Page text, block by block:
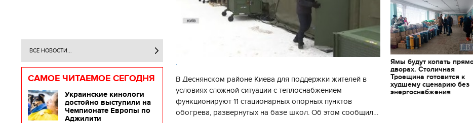
ВСЕ НОВОСТИ...
САМОЕ ЧИТАЕМОЕ СЕГОДНЯ
Украинские кинологи
достойно выступили на
Чемпионате Европы по
Аджилити
.
В Деснянском районе Киева для поддержки жителей в
условиях сложной ситуации с теплоснабжением
функционируют 11 стационарных опорных пунктов
обогрева, развернутых на базе школ. Об этом сообщил
Ямы будут копать
дворах. Столичная
Троещина готовится к
худшему сценарию без
энергоснабжения